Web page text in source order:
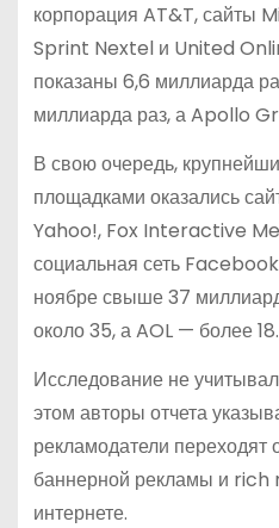
корпорация AT&T, сайты
Sprint Nextel и United
показаны 6,6 миллиарда
миллиарда раз, а Apollo
В свою очередь,
площадками оказались
Yahoo!, Fox Interactive
социальная сеть
ноябре свыше 37
около 35, а AOL — более 18.
Исследование не
этом авторы отчета
рекламодатели переходят
баннерной рекламы и rich
интернете.